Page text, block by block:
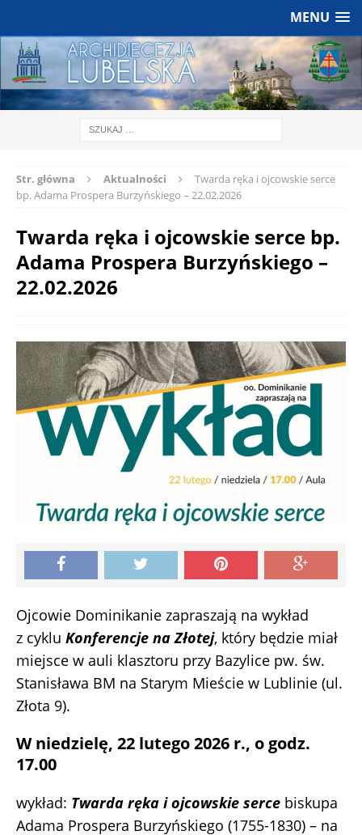
MENU
Str. główna Aktualności
Twarda ręka i ojcowskie serce
bp. Adama Prospera Burzyńskiego – 22.02.2026
Twarda ręka i ojcowskie serce bp.
Adama Prospera Burzyńskiego –
22.02.2026
Ojcowie Dominikanie zapraszają na wykład
z cyklu Konferencje na Złotej, który będzie miał
miejsce w auli klasztoru przy Bazylice pw. św.
Stanisława BM na Starym Mieście w Lublinie (ul.
Złota 9).
W niedzielę, 22 lutego 2026 r., o godz.
17.00
wykład: Twarda ręka i ojcowskie serce biskupa
Adama Prospera Burzyńskiego (1755-1830) – na